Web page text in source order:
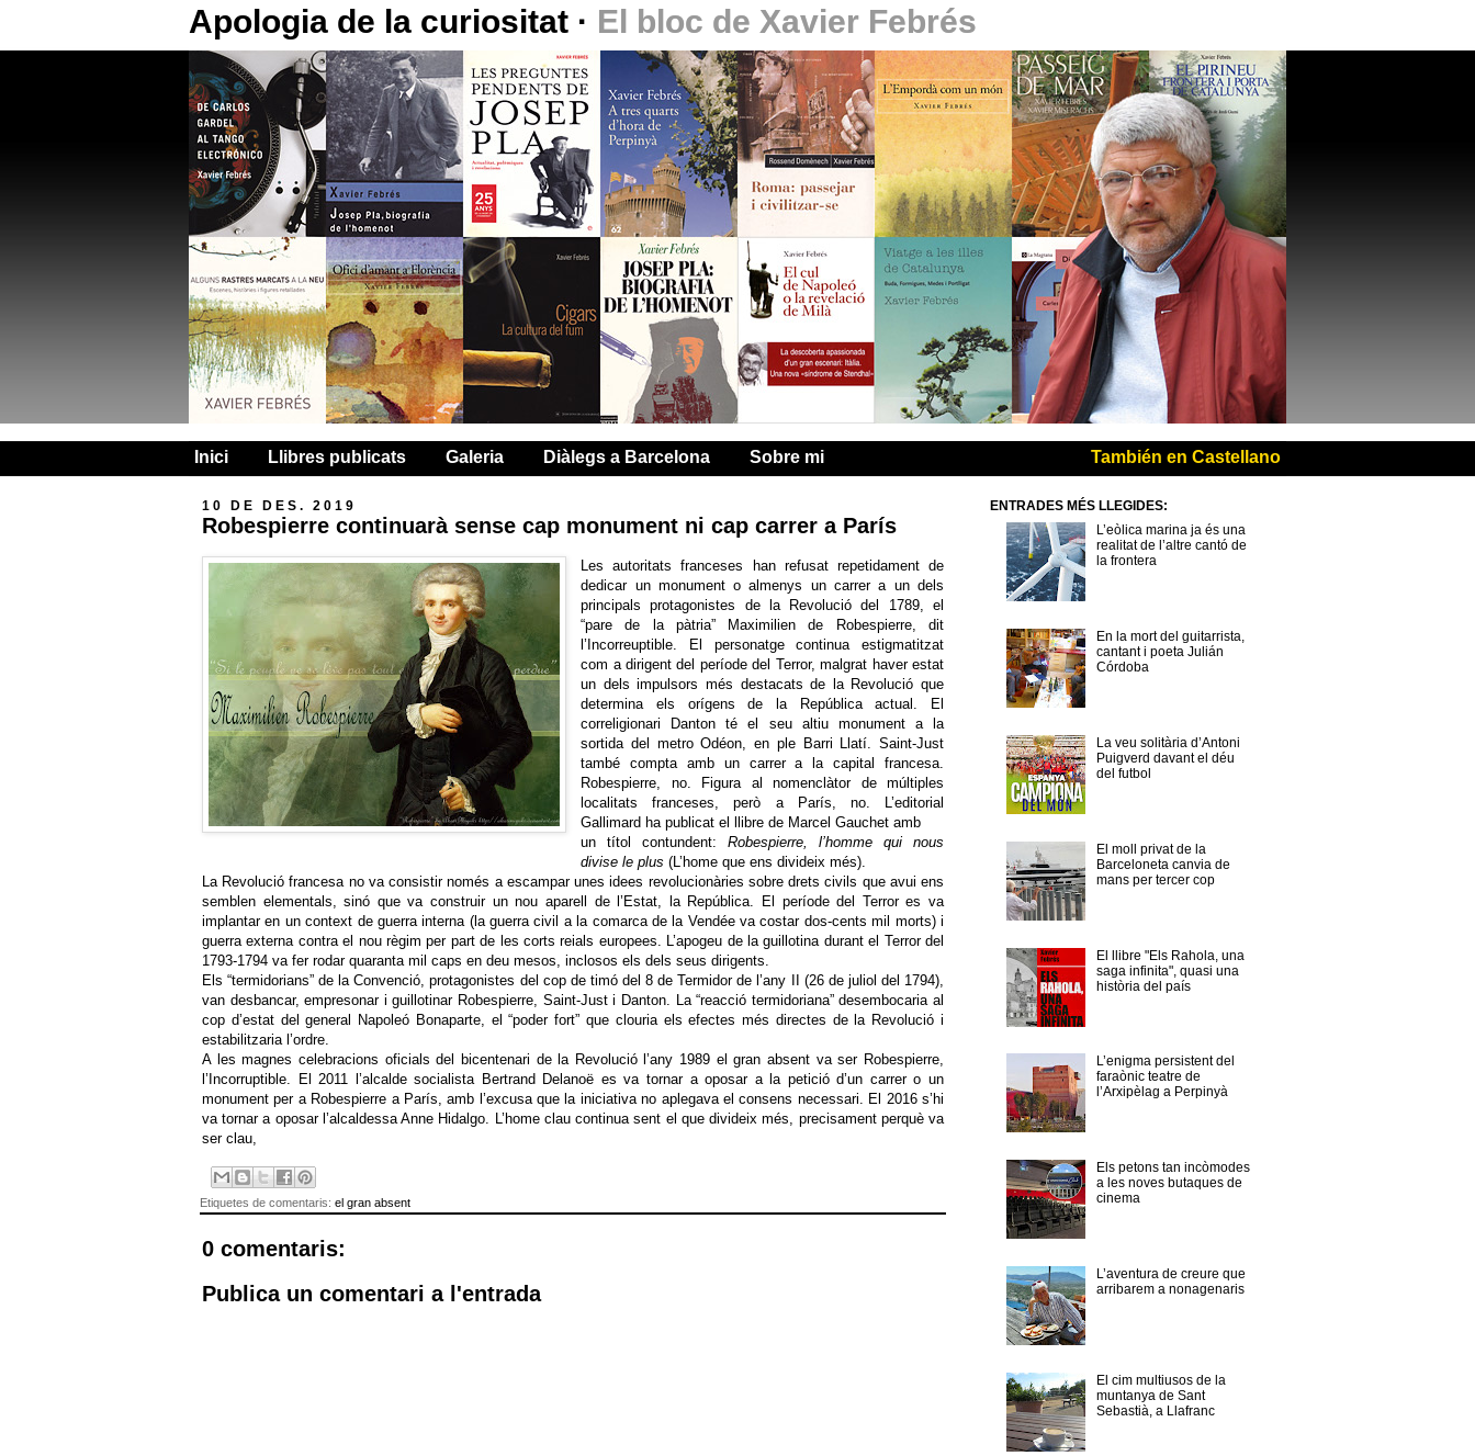
Apologia de la curiositat · El bloc de Xavier Febrés
Inici Llibres publicats Galeria Diàlegs a Barcelona Sobre mi También en Castellano
10 DE DES. 2019
Robespierre continuarà sense cap monument ni cap carrer a París
Les autoritats franceses han refusat repetidament de
dedicar un monument o almenys un carrer a un dels
principals protagonistes de la Revolució del 1789, el
“pare de la pàtria” Maximilien de Robespierre, dit
l’Incorreuptible. El personatge continua estigmatitzat
com a dirigent del període del Terror, malgrat haver estat
un dels impulsors més destacats de la Revolució que
determina els orígens de la República actual. El
correligionari Danton té el seu altiu monument a la
sortida del metro Odéon, en ple Barri Llatí. Saint-Just
també compta amb un carrer a la capital francesa.
Robespierre, no. Figura al nomenclàtor de múltiples
localitats franceses, però a París, no. L’editorial
Gallimard ha publicat el llibre de Marcel Gauchet amb
un títol contundent:Robespierre, l’homme qui nous
divise le plus(L’home que ens divideix més).
La Revolució francesa no va consistir només a escampar unes idees revolucionàries sobre drets civils que avui ens
semblen elementals, sinó que va construir un nou aparell de l’Estat, la República. El període del Terror es va
implantar en un context de guerra interna (la guerra civil a la comarca de la Vendée va costar dos-cents mil morts) i
guerra externa contra el nou règim per part de les corts reials europees. L’apogeu de la guillotina durant el Terror del
1793-1794 va fer rodar quaranta mil caps en deu mesos, inclosos els dels seus dirigents.
Els “termidorians” de la Convenció, protagonistes del cop de timó del 8 de Termidor de l’any II (26 de juliol del 1794),
van desbancar, empresonar i guillotinar Robespierre, Saint-Just i Danton. La “reacció termidoriana” desembocaria al
cop d’estat del general Napoleó Bonaparte, el “poder fort” que clouria els efectes més directes de la Revolució i
estabilitzaria l’ordre.
A les magnes celebracions oficials del bicentenari de la Revolució l’any 1989 el gran absent va ser Robespierre,
l’Incorruptible. El 2011 l’alcalde socialista Bertrand Delanoë es va tornar a oposar a la petició d’un carrer o un
monument per a Robespierre a París, amb l’excusa que la iniciativa no aplegava el consens necessari. El 2016 s’hi
va tornar a oposar l’alcaldessa Anne Hidalgo. L’home clau continua sent el que divideix més, precisament perquè va
ser clau,
Etiquetes de comentaris: el gran absent
0 comentaris:
Publica un comentari a l'entrada
ENTRADES MÉS LLEGIDES:
L’eòlica marina ja és una
realitat de l’altre cantó de
la frontera
En la mort del guitarrista,
cantant i poeta Julián
Córdoba
La veu solitària d’Antoni
Puigverd davant el déu
del futbol
El moll privat de la
Barceloneta canvia de
mans per tercer cop
El llibre "Els Rahola, una
saga infinita", quasi una
història del país
L’enigma persistent del
faraònic teatre de
l’Arxipèlag a Perpinyà
Els petons tan incòmodes
a les noves butaques de
cinema
L’aventura de creure que
arribarem a nonagenaris
El cim multiusos de la
muntanya de Sant
Sebastià, a Llafranc